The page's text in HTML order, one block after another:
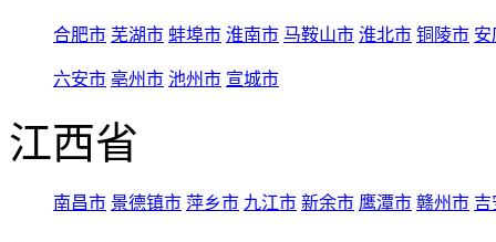
合肥市 芜湖市 蚌埠市 淮南市 马鞍山市 淮北市 铜陵市 安
六安市 亳州市 池州市 宣城市
江西省
南昌市 景德镇市 萍乡市 九江市 新余市 鹰潭市 赣州市 吉